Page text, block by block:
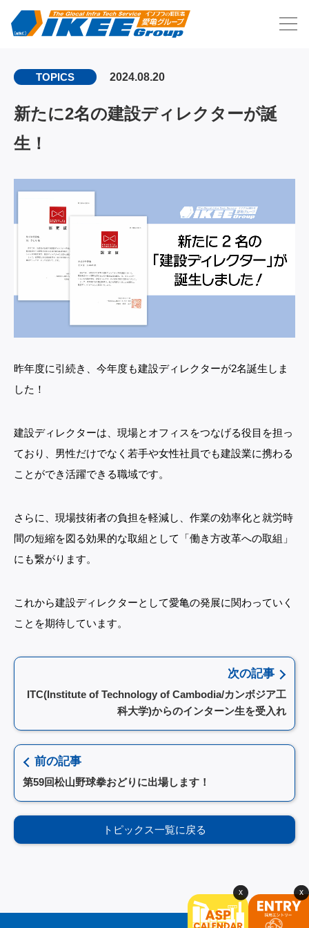
TOPICS 2024.08.20
新たに2名の建設ディレクターが誕
生！
昨年度に引続き、今年度も建設ディレクターが2名誕生しま
した！
建設ディレクターは、現場とオフィスをつなげる役目を担っ
ており、男性だけでなく若手や女性社員でも建設業に携わる
ことができ活躍できる職域です。
さらに、現場技術者の負担を軽減し、作業の効率化と就労時
間の短縮を図る効果的な取組として「働き方改革への取組」
にも繋がります。
これから建設ディレクターとして愛亀の発展に関わっていく
ことを期待しています。
次の記事
ITC(Institute of Technology of Cambodia/カンボジア工
科大学)からのインターン生を受入れ
前の記事
第59回松山野球拳おどりに出場します！
トピックス一覧に戻る